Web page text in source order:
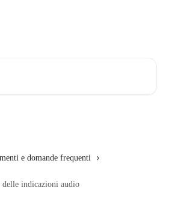
e domande frequenti
delle indicazioni audio